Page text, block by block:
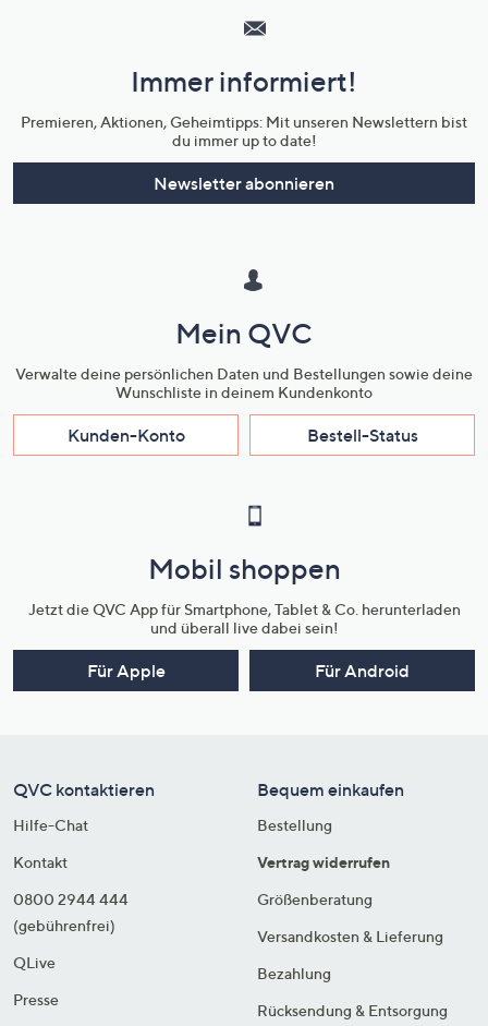
Unternehmensinformationen
Immer informiert!
Premieren, Aktionen, Geheimtipps: Mit unseren Newslettern bist
du immer up to date!
Newsletter abonnieren
Mein QVC
Verwalte deine persönlichen Daten und Bestellungen sowie deine
Wunschliste in deinem Kundenkonto
Kunden-Konto Bestell-Status
Mobil shoppen
Jetzt die QVC App für Smartphone, Tablet & Co. herunterladen
und überall live dabei sein!
Für Apple Für Android
QVC kontaktieren
Hilfe-Chat
Kontakt
0800 2944 444
(gebührenfrei)
QLive
Presse
Bequem einkaufen
Bestellung
Vertrag widerrufen
Größenberatung
Versandkosten & Lieferung
Bezahlung
Rücksendung & Entsorgung